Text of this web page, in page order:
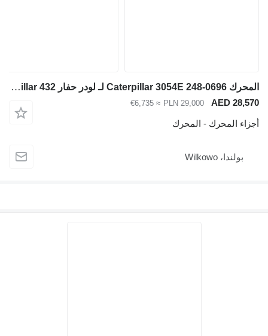
المحرك Caterpillar 3054E 248-0696 لـ لودر حفار Caterpillar 432
AED 28,570
PLN 29,000
≈ €6,735
أجزاء المحرك - المحرك
بولندا، Wilkowo